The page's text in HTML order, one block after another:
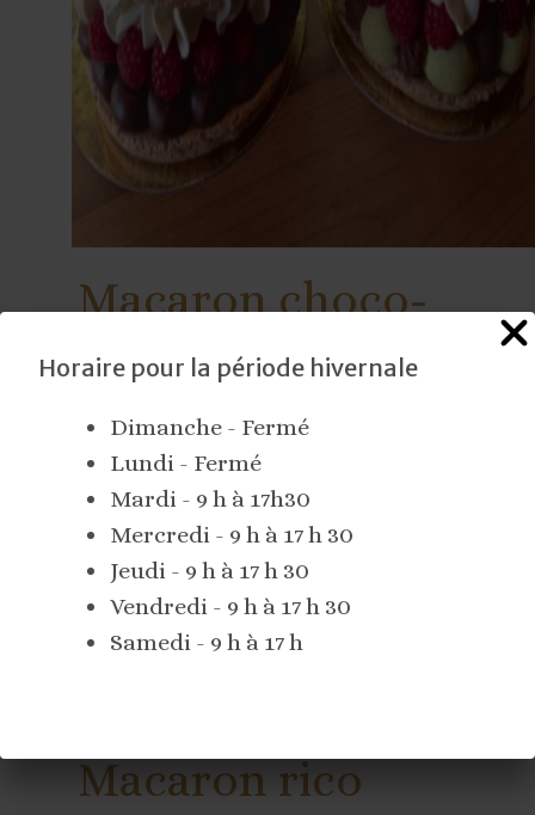
Horaire pour la période hivernale
Dimanche - Fermé
Lundi - Fermé
Mardi - 9 h à 17h30
Mercredi - 9 h à 17 h 30
Jeudi - 9 h à 17 h 30
Vendredi - 9 h à 17 h 30
Samedi - 9 h à 17 h
Macaron choco-
framboises
Macaron(amandes)
Ganache chocolat caramel fleur de sel
Framboises
Crème chantilly
Macaron rico